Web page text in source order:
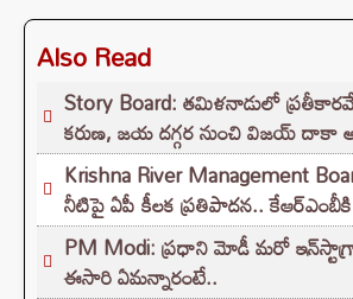
Also Read
Story Board: తమిళనాడులో
కరుణ, జయ దగ్గర నుంచి విజయ్ దాకా
Krishna River Management
నీటిపై ఏపీ కీలక ప్రతిపాదన..
PM Modi: ప్రధాని మోడీ మరో
ఈసారి ఏమన్నారంటే..